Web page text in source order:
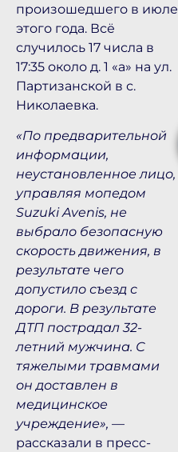
произошедшего в июле
этого года. Всё
случилось 17 числа в
17:35 около д. 1 «а» на ул.
Партизанской в с.
Николаевка.
«По предварительной
информации,
неустановленное лицо,
управляя мопедом
Suzuki Avenis, не
выбрало безопасную
скорость движения, в
результате чего
допустило съезд с
дороги. В результате
ДТП пострадал 32-
летний мужчина. С
тяжелыми травмами
он доставлен в
медицинское
учреждение», —
рассказали в пресс-